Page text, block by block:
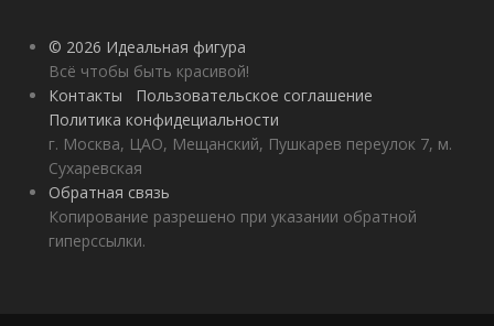
© 2026 Идеальная фигура
Всё чтобы быть красивой!
Контакты
Пользовательское соглашение
Политика конфидециальности
г. Москва, ЦАО, Мещанский, Пушкарев переулок 7, м.
Сухаревская
Обратная связь
Копирование разрешено при указании обратной
гиперссылки.